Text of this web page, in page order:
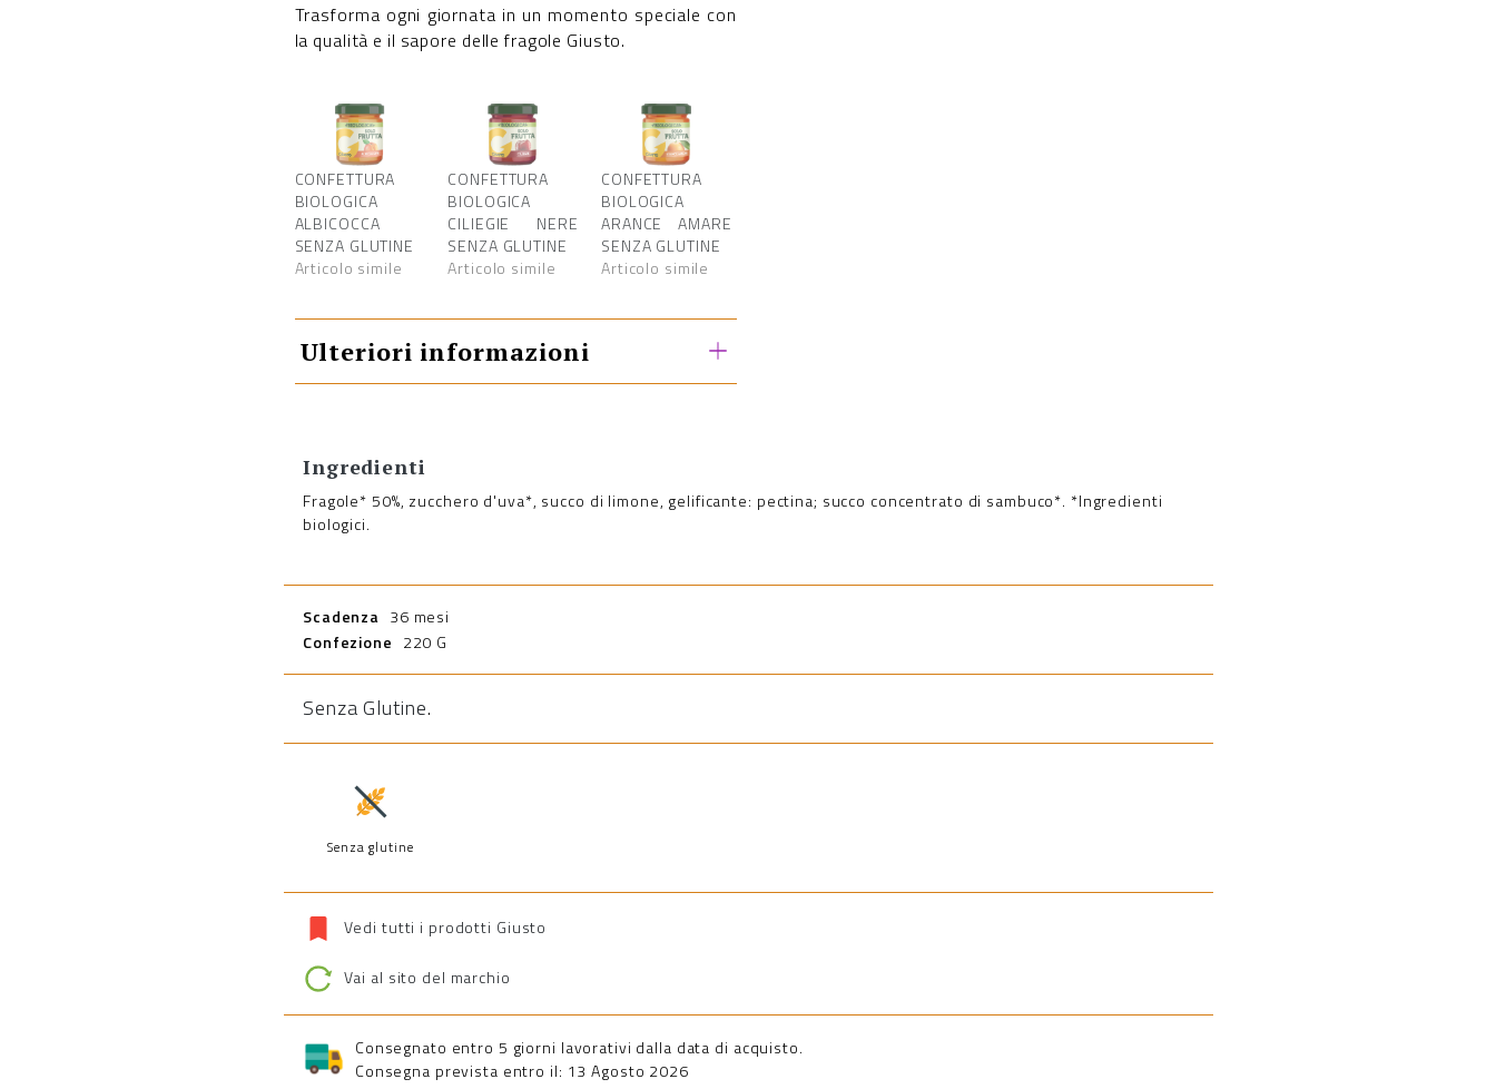
Trasforma ogni giornata in un momento speciale con
la qualità e il sapore delle fragole Giusto.
CONFETTURA
BIOLOGICA
ALBICOCCA
SENZA GLUTINE
Articolo simile
CONFETTURA
BIOLOGICA
CILIEGIE NERE
SENZA GLUTINE
Articolo simile
CONFETTURA
BIOLOGICA
ARANCE AMARE
SENZA GLUTINE
Articolo simile
Ulteriori informazioni
Ingredienti
Fragole* 50%, zucchero d'uva*, succo di limone, gelificante: pectina; succo concentrato di sambuco*. *Ingredienti
biologici.
Scadenza 36 mesi
Confezione 220 G
Senza Glutine.
Senza glutine
Vedi tutti i prodotti Giusto
Vai al sito del marchio
Consegnato entro 5 giorni lavorativi dalla data di acquisto.
Consegna prevista entro il: 13 Agosto 2026